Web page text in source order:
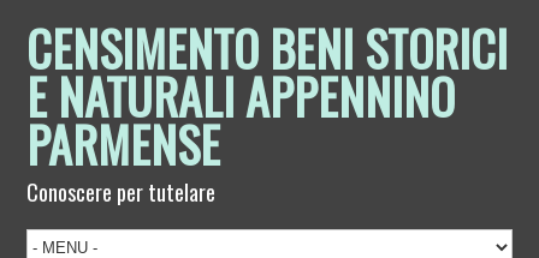
CENSIMENTO BENI STORICI
E NATURALI APPENNINO
PARMENSE
Conoscere per tutelare